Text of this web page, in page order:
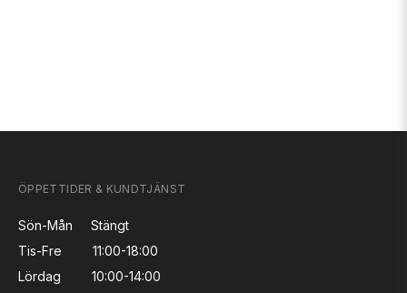
ÖPPETTIDER & KUNDTJÄNST
Sön-Mån
Stängt
Tis-Fre
11:00-18:00
Lördag
10:00-14:00